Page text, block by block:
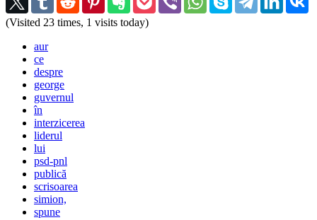
(Visited 23 times, 1 visits today)
aur
ce
despre
george
guvernul
în
interzicerea
liderul
lui
psd-pnl
publică
scrisoarea
simion,
spune